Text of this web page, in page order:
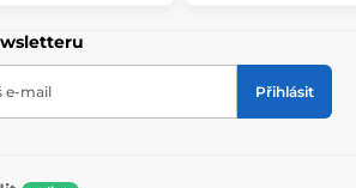
e-mail Přihlásit